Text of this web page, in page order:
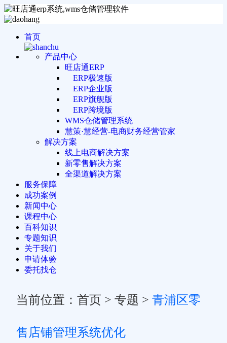
首页
产品中心
旺店通ERP
ERP极速版
ERP企业版
ERP旗舰版
ERP跨境版
WMS仓储管理系统
慧策·慧经营-电商财务经营管家
解决方案
线上电商解决方案
新零售解决方案
全渠道解决方案
服务保障
成功案例
新闻中心
课程中心
百科知识
专题知识
关于我们
申请体验
委托找仓
当前位置： 首页 > 专题 > 青浦区零
售店铺管理系统优化